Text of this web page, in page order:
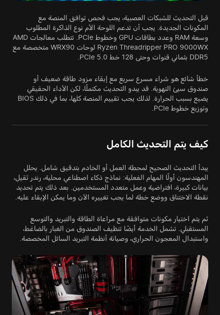
قبل التحديث للشبكات العصبية، يجب فحص توافق المنصة مع
المكونات الجديدة. يجب أن تدعم اللوحة الأم نوع الذاكرة المطلوب
وسعة RAM وعدد بطاقات GPU وخطوط PCIe. تتطلب معالجات AMD
Ryzen Threadripper PRO 9000WX لوحات WRX90 متخصصة مع
DDR5 بثماني قنوات وحتى 128 خط PCIe 5.0.
خطأ شائع هو شراء مسرع سريع مع إبقاء مزود طاقة ضعيف أو
صندوق سيئ التهوية. قد يبدو التحديث مكتملًا، لكن الأداء الحقيقي
يضيع بسبب الحرارة. لذلك يجب تقييم المنصة كلها، بما في ذلك BIOS
وتوزيع خطوط PCIe.
كيف يتم التحديث الكامل
يبدأ التحديث الصحيح لمحطة العمل أو الخادم بتدقيق شامل. يحلل
المهندسون أولًا المهام الفعلية: نماذج ذكاء اصطناعي محلية، رندر ثقيل،
بيانات كبيرة، افتراضية وعمل متعدد المستخدمين. بعد ذلك يتم تحديد
نقطة الاختناق ووضع خطة لما يجب تغييره الآن وما يمكن الإبقاء عليه.
ثم يتم اختيار مكونات متوافقة مع مراعاة الطاقة والتبريد والتوسع
المستقبلي. تشمل الخدمة أيضًا تنظيف الصندوق من الغبار بالضاغط،
واستبدال المعجون الحراري، وصيانة أنظمة التبريد السائل المخصصة.